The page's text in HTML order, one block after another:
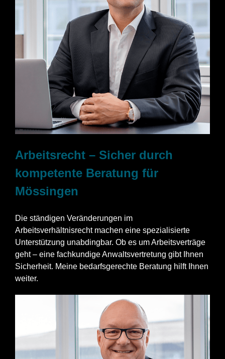
Arbeitsrecht – Sicher durch
kompetente Beratung für
Mössingen
Die ständigen Veränderungen im
Arbeitsverhältnisrecht machen eine spezialisierte
Unterstützung unabdingbar. Ob es um Arbeitsverträge
geht – eine fachkundige Anwaltsvertretung gibt Ihnen
Sicherheit. Meine bedarfsgerechte Beratung hilft Ihnen
weiter.